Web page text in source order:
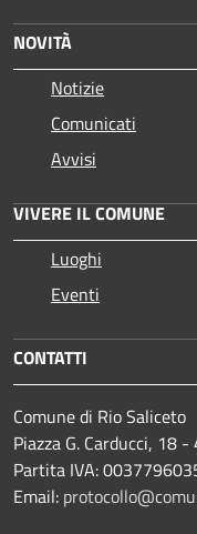
NOVITÀ
Notizie
Comunicati
Avvisi
VIVERE IL COMUNE
Luoghi
Eventi
CONTATTI
Comune di Rio Saliceto
Piazza G. Carducci, 18
Partita IVA:
Email: